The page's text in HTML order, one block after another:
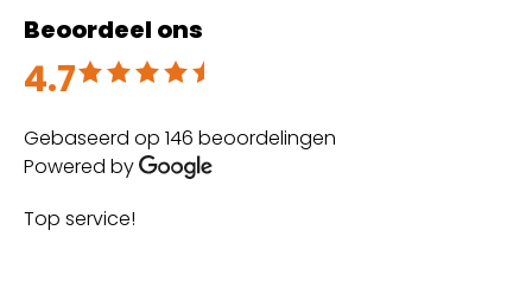
Beoordeel ons
4.7
Beoordeeld met 4.7 uit 5
Gebaseerd op 146 beoordelingen
Powered by
Top service!